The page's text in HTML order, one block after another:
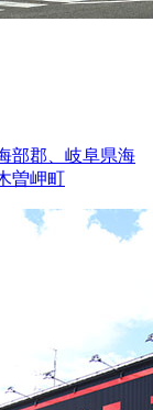
部郡、岐阜県海
曽岬町